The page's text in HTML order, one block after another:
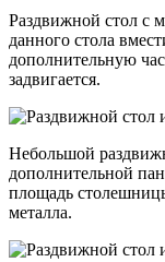
Раздвижной стол с
данного стола
дополнительную
задвигается.
Небольшой
дополнительной
площадь
металла.